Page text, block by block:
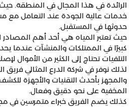
الرائدة في هذا المجال في المنطقة.
خدمات عالية الجودة عند التعامل مع
حدوثها في المستقبل.
حيث تعتبر المياه هي أحد أهم المصادر
كبيرًا في الممتلكات والمنشآت عندما
التلفيات تحتاج إلى الكثير من الأموال
لذلك نوفر في شركة الدرع المثالي
والمجهز بأحدث التقنيات والأجهزة
المخفية على نحو دقيق وفعال.
كذلك يضم الفريق خبراء متمرسين في